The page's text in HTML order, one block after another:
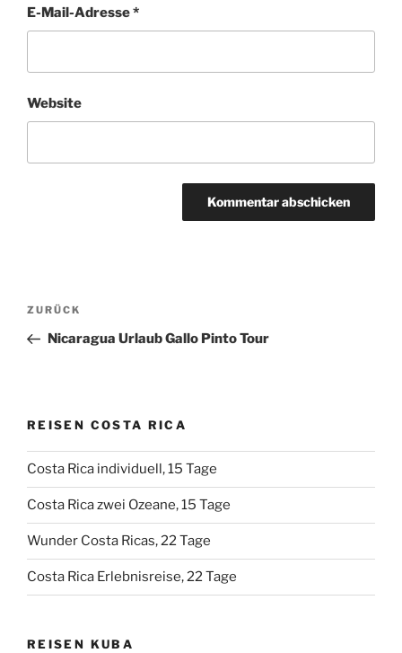
E-Mail-Adresse*
Website
Beitragsnavigation
Vorheriger
Beitrag
ZURÜCK
Nicaragua Urlaub Gallo Pinto Tour
REISEN COSTA RICA
Costa Rica individuell, 15 Tage
Costa Rica zwei Ozeane, 15 Tage
Wunder Costa Ricas, 22 Tage
Costa Rica Erlebnisreise, 22 Tage
REISEN KUBA